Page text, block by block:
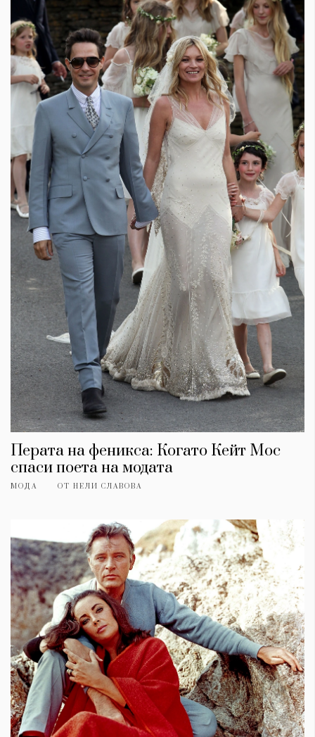
Перата на феникса: Когато Кейт Мос
спаси поета на модата
МОДА ОТ НЕЛИ СЛАВОВА